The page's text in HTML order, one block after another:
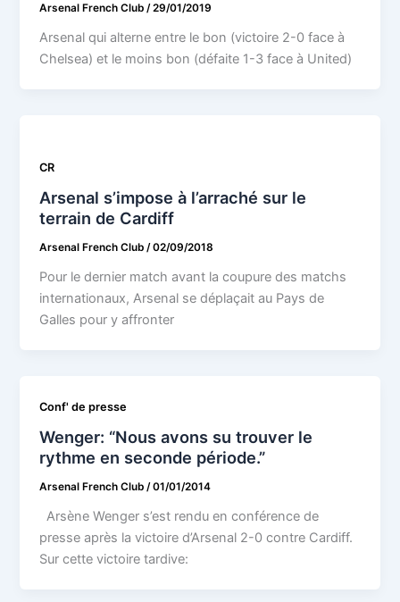
Arsenal French Club /29/01/2019
Arsenal qui alterne entre le bon (victoire 2-0 face à
Chelsea) et le moins bon (défaite 1-3 face à United)
CR
Arsenal s’impose à l’arraché sur le
terrain de Cardiff
Arsenal French Club/02/09/2018
Pour le dernier match avant la coupure des matchs
internationaux, Arsenal se déplaçait au Pays de
Galles pour y affronter
Conf' de presse
Wenger: “Nous avons su trouver le
rythme en seconde période.”
Arsenal French Club/01/01/2014
Arsène Wenger s’est rendu en conférence de
presse après la victoire d’Arsenal 2-0 contre Cardiff.
Sur cette victoire tardive: